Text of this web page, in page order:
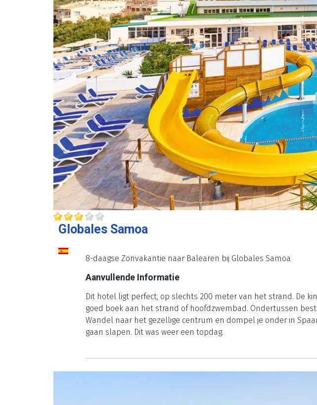
Globales Samoa
8-daagse Zonvakantie naar Balearen bij Globales Samoa
Aanvullende Informatie
Dit hotel ligt perfect, op slechts 200 meter van het strand. De
goed boek aan het strand of hoofdzwembad. Ondertussen
Wandel naar het gezellige centrum en dompel je onder in
gaan slapen. Dit was weer een topdag.